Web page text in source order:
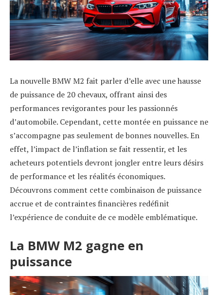
La nouvelle BMW M2 fait parler d’elle avec une hausse
de puissance de 20 chevaux, offrant ainsi des
performances revigorantes pour les passionnés
d’automobile. Cependant, cette montée en puissance ne
s’accompagne pas seulement de bonnes nouvelles. En
effet, l’impact de l’inflation se fait ressentir, et les
acheteurs potentiels devront jongler entre leurs désirs
de performance et les réalités économiques.
Découvrons comment cette combinaison de puissance
accrue et de contraintes financières redéfinit
l’expérience de conduite de ce modèle emblématique.
La BMW M2 gagne en
puissance